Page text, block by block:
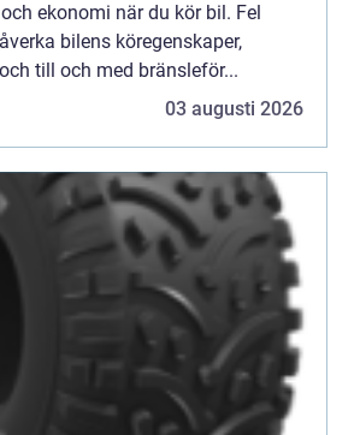
ekonomi när du kör bil. Fel
bilens köregenskaper,
till och med bränsleför...
03 augusti 2026